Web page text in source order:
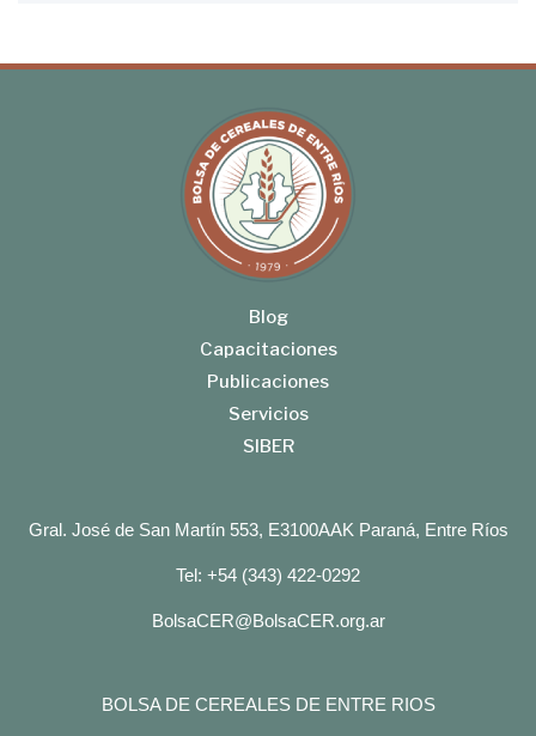
Blog
Capacitaciones
Publicaciones
Servicios
SIBER
Gral. José de San Martín 553, E3100AAK Paraná, Entre Ríos
Tel: +54 (343) 422-0292
BolsaCER@BolsaCER.org.ar
BOLSA DE CEREALES DE ENTRE RIOS